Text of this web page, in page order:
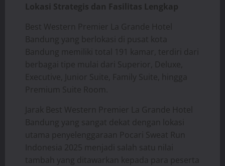
Lokasi Strategis dan Fasilitas Lengkap
Best Western Premier La Grande Hotel
Bandung yang berlokasi di pusat kota
Bandung memiliki total 191 kamar, terdiri dari
berbagai tipe mulai dari Superior, Deluxe,
Executive, Junior Suite, Family Suite, hingga
Premium Suite Room.
Jarak Best Western Premier La Grande Hotel
Bandung yang sangat dekat dengan lokasi
utama penyelenggaraan Pocari Sweat Run
Indonesia 2025 menjadi salah satu nilai
tambah yang ditawarkan kepada para peserta